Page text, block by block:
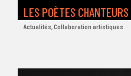
LES POÈTES
Actualités Collaboration artistiques